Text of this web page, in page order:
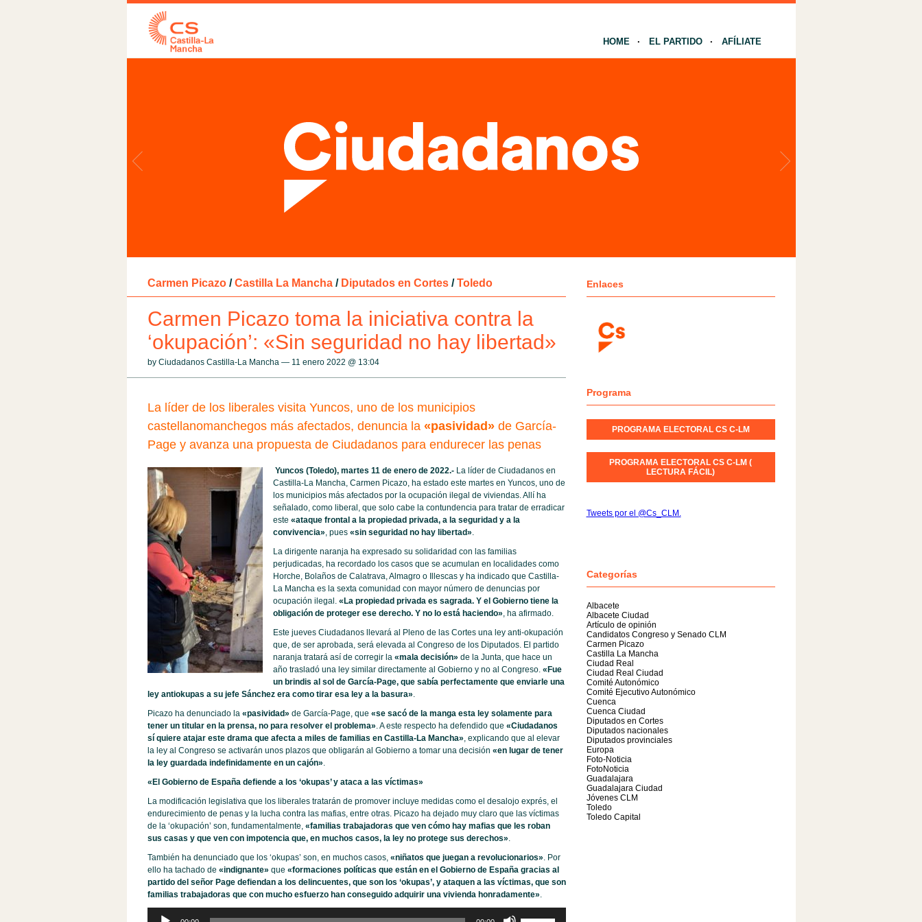
HOME EL PARTIDO AFÍLIATE
Carmen Picazo / Castilla La Mancha / Diputados en Cortes / Toledo
Carmen Picazo toma la iniciativa contra la
‘okupación’: «Sin seguridad no hay libertad»
by Ciudadanos Castilla-La Mancha — 11 enero 2022 @ 13:04
La líder de los liberales visita Yuncos, uno de los municipios
castellanomanchegos más afectados, denuncia la «pasividad» de García-
Page y avanza una propuesta de Ciudadanos para endurecer las penas
Yuncos (Toledo), martes 11 de enero de 2022.-La líder de Ciudadanos en
Castilla-La Mancha, Carmen Picazo, ha estado este martes en Yuncos, uno de
los municipios más afectados por la ocupación ilegal de viviendas. Allí ha
señalado, como liberal, que solo cabe la contundencia para tratar de erradicar
este «ataque frontal a la propiedad privada, a la seguridad y a la
convivencia», pues «sin seguridad no hay libertad».
La dirigente naranja ha expresado su solidaridad con las familias
perjudicadas, ha recordado los casos que se acumulan en localidades como
Horche, Bolaños de Calatrava, Almagro o Illescas y ha indicado que Castilla-
La Mancha es la sexta comunidad con mayor número de denuncias por
ocupación ilegal. «La propiedad privada es sagrada. Y el Gobierno tiene la
obligación de proteger ese derecho. Y no lo está haciendo», ha afirmado.
Este jueves Ciudadanos llevará al Pleno de las Cortes una ley anti-okupación
que, de ser aprobada, será elevada al Congreso de los Diputados. El partido
naranja tratará así de corregir la «mala decisión» de la Junta, que hace un
año trasladó una ley similar directamente al Gobierno y no al Congreso. «Fue
un brindis al sol de García-Page, que sabía perfectamente que enviarle una
ley antiokupas a su jefe Sánchez era como tirar esa ley a la basura».
Picazo ha denunciado la «pasividad» de García-Page, que «se sacó de la manga esta ley solamente para
tener un titular en la prensa, no para resolver el problema». A este respecto ha defendido que «Ciudadanos
sí quiere atajar este drama que afecta a miles de familias en Castilla-La Mancha», explicando que al elevar
la ley al Congreso se activarán unos plazos que obligarán al Gobierno a tomar una decisión «en lugar de tener
la ley guardada indefinidamente en un cajón».
«El Gobierno de España defiende a los ‘okupas’ y ataca a las víctimas»
La modificación legislativa que los liberales tratarán de promover incluye medidas como el desalojo exprés, el
endurecimiento de penas y la lucha contra las mafias, entre otras. Picazo ha dejado muy claro que las víctimas
de la ‘okupación’ son, fundamentalmente, «familias trabajadoras que ven cómo hay mafias que les roban
sus casas y que ven con impotencia que, en muchos casos, la ley no protege sus derechos».
También ha denunciado que los ‘okupas’ son, en muchos casos, «niñatos que juegan a revolucionarios». Por
ello ha tachado de «indignante» que «formaciones políticas que están en el Gobierno de España gracias al
partido del señor Page defiendan a los delincuentes, que son los ‘okupas’, y ataquen a las víctimas, que son
familias trabajadoras que con mucho esfuerzo han conseguido adquirir una vivienda honradamente».
Reproductor
Enlaces
Programa
PROGRAMA ELECTORAL CS C-LM
PROGRAMA ELECTORAL CS C-LM (
LECTURA FÁCIL)
Tweets por el @Cs_CLM.
Categorías
Albacete
Albacete Ciudad
Artículo de opinión
Candidatos Congreso y Senado CLM
Carmen Picazo
Castilla La Mancha
Ciudad Real
Ciudad Real Ciudad
Comité Autonómico
Comité Ejecutivo Autonómico
Cuenca
Cuenca Ciudad
Diputados en Cortes
Diputados nacionales
Diputados provinciales
Europa
Foto-Noticia
FotoNoticia
Guadalajara
Guadalajara Ciudad
Jóvenes CLM
Toledo
Toledo Capital